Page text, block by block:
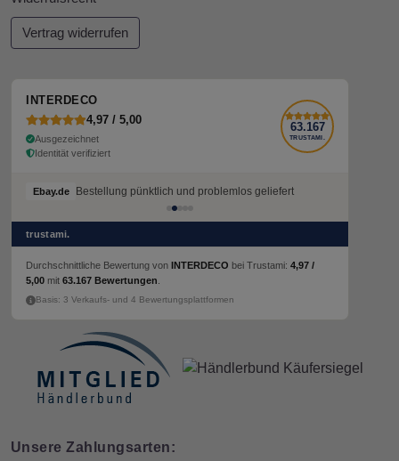
Vertrag widerrufen
INTERDECO
4,97 / 5,00
Ausgezeichnet
Identität verifiziert
63.167
TRUSTAMI.
Ebay.de Bestellung pünktlich und problemlos geliefert
trustami.
Durchschnittliche Bewertung von INTERDECO bei Trustami: 4,97 /
5,00 mit 63.167 Bewertungen
Basis: 3 Verkaufs- und 4 Bewertungsplattformen
Unsere Zahlungsarten: